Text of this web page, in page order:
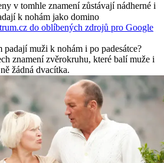
v tomhle znamení zůstávají nádherné i
k nohám jako domino
do oblíbených zdrojů pro Google
padají muži k nohám i po padesátce?
znamení zvěrokruhu, které balí muže i
žádná dvacítka.